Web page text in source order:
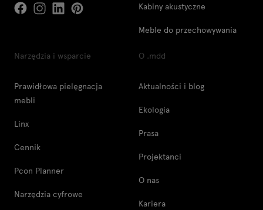
Kabiny akustyczne
Meble do przechowywania
Narzędzia i wsparcie
Prawidłowa pielęgnacja
mebli
Linx
Cennik
Pcon Planner
Narzędzia cyfrowe
O .mdd
Aktualności i blog
Ekologia
Prasa
Projektanci
O nas
Kariera